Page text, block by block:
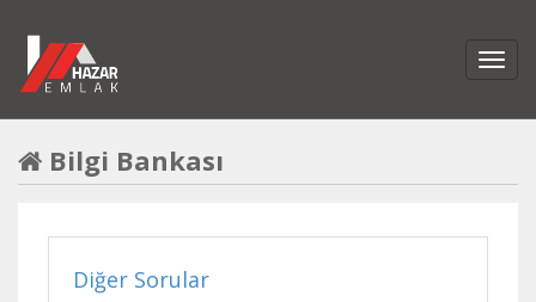
Bilgi Bankası
Diğer Sorular